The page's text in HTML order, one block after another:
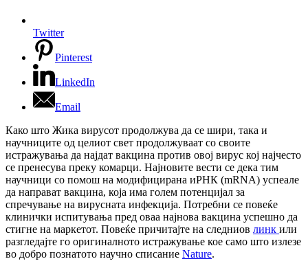
Twitter
Pinterest
LinkedIn
Email
Како што Жика вирусот продолжува да се шири, така и
научниците од целиот свет продолжуваат со своите
истражувања да најдат вакцина против овој вирус кој најчесто
се пренесува преку комарци. Најновите вести се дека тим
научници со помош на модифицирана иРНК (mRNA) успеале
да направат вакцина, која има голем потенцијал за
спречување на вирусната инфекција. Потребни се повеќе
клинички испитувања пред оваа најнова вакцина успешно да
стигне на маркетот. Повеќе причитајте на следниов линк или
разгледајте го оригиналното истражувањe кое само што излезе
во добро познатото научно списание Nature.